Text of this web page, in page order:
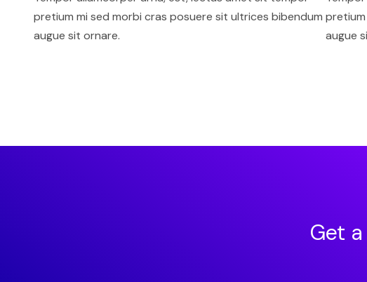
pretium mi sed morbi cras posuere sit ultrices bibendum
augue sit ornare.
augue
Get